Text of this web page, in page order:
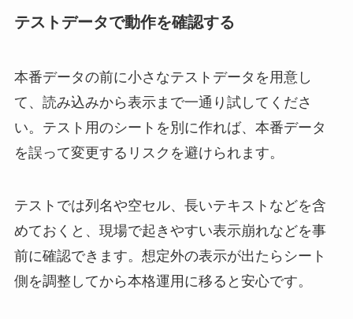
テストデータで動作を確認する
本番データの前に小さなテストデータを用意し
て、読み込みから表示まで一通り試してくださ
い。テスト用のシートを別に作れば、本番データ
を誤って変更するリスクを避けられます。
テストでは列名や空セル、長いテキストなどを含
めておくと、現場で起きやすい表示崩れなどを事
前に確認できます。想定外の表示が出たらシート
側を調整してから本格運用に移ると安心です。